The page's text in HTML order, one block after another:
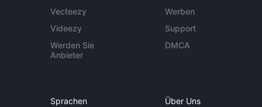
Vecteezy
Videezy
Werden Sie
Anbieter
Werben
Support
DMCA
Sprachen Über Uns